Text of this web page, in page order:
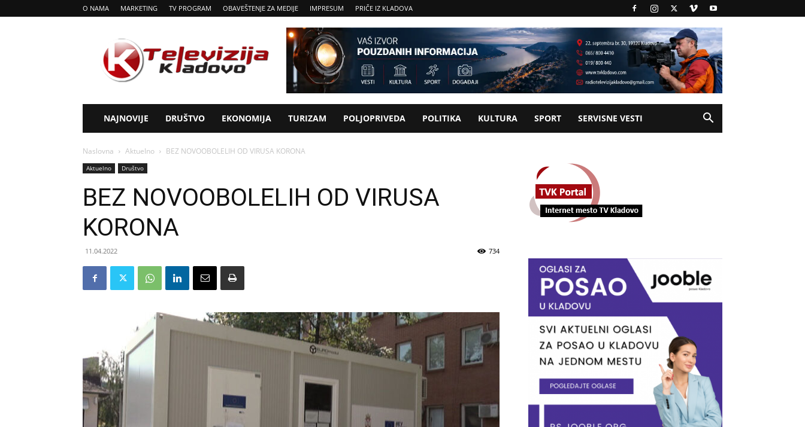
O NAMA MARKETING TV PROGRAM OBAVEŠTENJE ZA MEDIJE IMPRESUM PRIČE IZ KLADOVA
Tv
Kladovo
NAJNOVIJE DRUŠTVO EKONOMIJA TURIZAM POLJOPRIVEDA POLITIKA KULTURA SPORT SERVISNE VESTI
Naslovna Aktuelno BEZ NOVOOBOLELIH OD VIRUSA KORONA
Aktuelno Društvo
BEZ NOVOOBOLELIH OD VIRUSA
KORONA
11.04.2022 734